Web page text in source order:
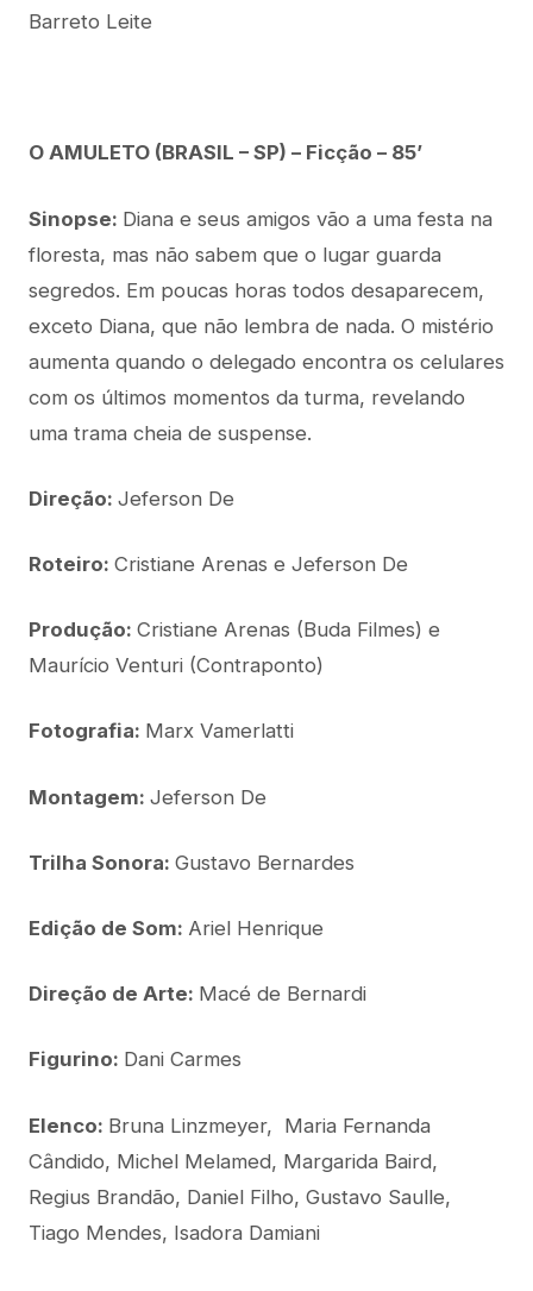
Barreto Leite
O AMULETO (BRASIL – SP) – Ficção – 85’
Sinopse: Diana e seus amigos vão a uma festa na
floresta, mas não sabem que o lugar guarda
segredos. Em poucas horas todos desaparecem,
exceto Diana, que não lembra de nada. O mistério
aumenta quando o delegado encontra os celulares
com os últimos momentos da turma, revelando
uma trama cheia de suspense.
Direção: Jeferson De
Roteiro: Cristiane Arenas e Jeferson De
Produção: Cristiane Arenas (Buda Filmes) e
Maurício Venturi (Contraponto)
Fotografia: Marx Vamerlatti
Montagem: Jeferson De
Trilha Sonora: Gustavo Bernardes
Edição de Som: Ariel Henrique
Direção de Arte: Macé de Bernardi
Figurino: Dani Carmes
Elenco: Bruna Linzmeyer, Maria Fernanda
Cândido, Michel Melamed, Margarida Baird,
Regius Brandão, Daniel Filho, Gustavo Saulle,
Tiago Mendes, Isadora Damiani